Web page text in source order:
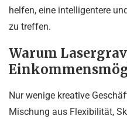
helfen, eine intelligentere
zu treffen.
Warum
Nur wenige kreative
Mischung aus Flexibilität,